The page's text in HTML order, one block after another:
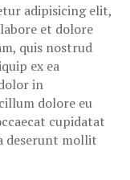
adipisicing elit,
et dolore
quis nostrud
ex ea
in
dolore eu
cupidatat
deserunt mollit